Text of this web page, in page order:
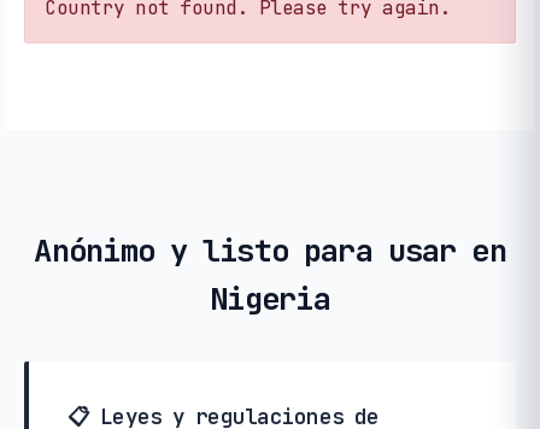
Country not found. Please try again.
Anónimo y listo para usar en
Nigeria
📋 Leyes y regulaciones de